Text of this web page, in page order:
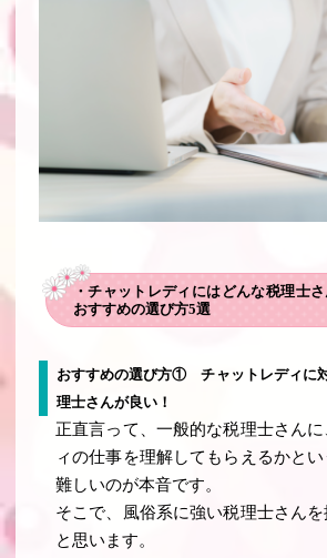
・チャットレディにはどんな税理士
おすすめの選び方5選
おすすめの選び方① チャットレディに
理士さんが良い！
正直言って、一般的な税理士さん
ィの仕事を理解してもらえるかと
難しいのが本音です。
そこで、風俗系に強い税理士さん
と思います。